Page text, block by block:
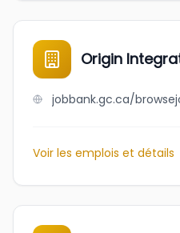
Origin
Voir les emplois et détails